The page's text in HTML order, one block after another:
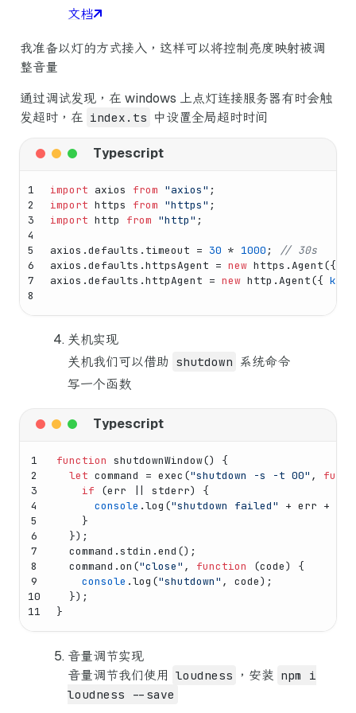
文档
我准备以灯的方式接入，这样可以将控制亮度映射被调
整音量
通过调试发现，在 windows 上点灯连接服务器有时会触
发超时，在 index.ts 中设置全局超时时间
1
2
3
4
5
6
7
8
import axios from "axios" ;
import https from "https" ;
import http from "http" ;
axios.defaults . timeout = 30 * 1000 ;
// 30s
axios.defaults .httpsAgent = new https.Agent({
axios.defaults .httpAgent = new http.Agent({
关机实现
关机我们可以借助 shutdown 系统命令
写一个函数
1
2
3
4
5
6
7
8
9
10
11
function shutdownWindow() {
let command = exec ("shutdown -s -t 00" ,
if (err || stderr) {
console .log ("shutdown failed"
+ err +
    }
  });
  command.
stdin .end ();
  command.
on ("close" , function (code) {
console .log ("shutdown" , code);
  });
}
音量调节实现
音量调节我们使用 loudness ，安装 npm i
loudness --save